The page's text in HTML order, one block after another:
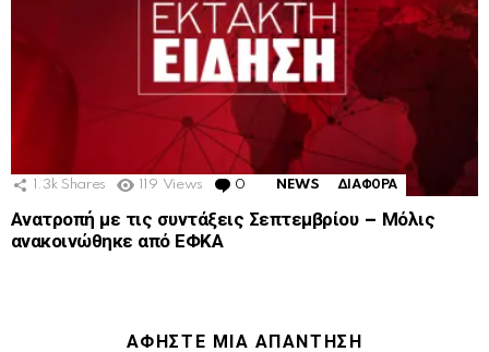
1.3k Shares 119 Views 0 Comments
NEWS ΔΙΑΦΟΡΑ
Ανατροπή με τις συντάξεις Σεπτεμβρίου – Μόλις
ανακοινώθηκε από ΕΦΚΑ
ΑΦΉΣΤΕ ΜΙΑ ΑΠΆΝΤΗΣΗ